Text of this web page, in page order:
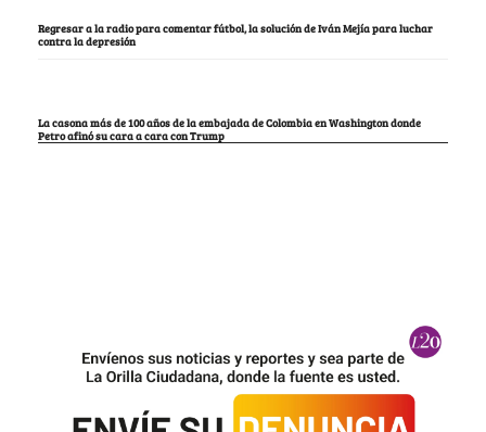
Regresar a la radio para comentar fútbol, la solución de Iván Mejía para luchar
contra la depresión
La casona más de 100 años de la embajada de Colombia en Washington donde
Petro afinó su cara a cara con Trump